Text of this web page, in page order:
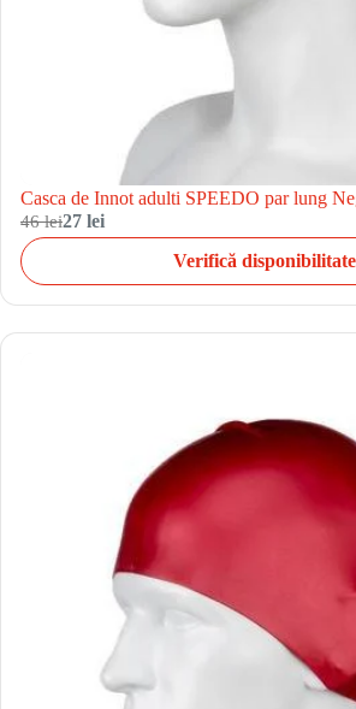
Casca de Innot adulti SPEEDO par lung
46 lei27 lei
Verifică